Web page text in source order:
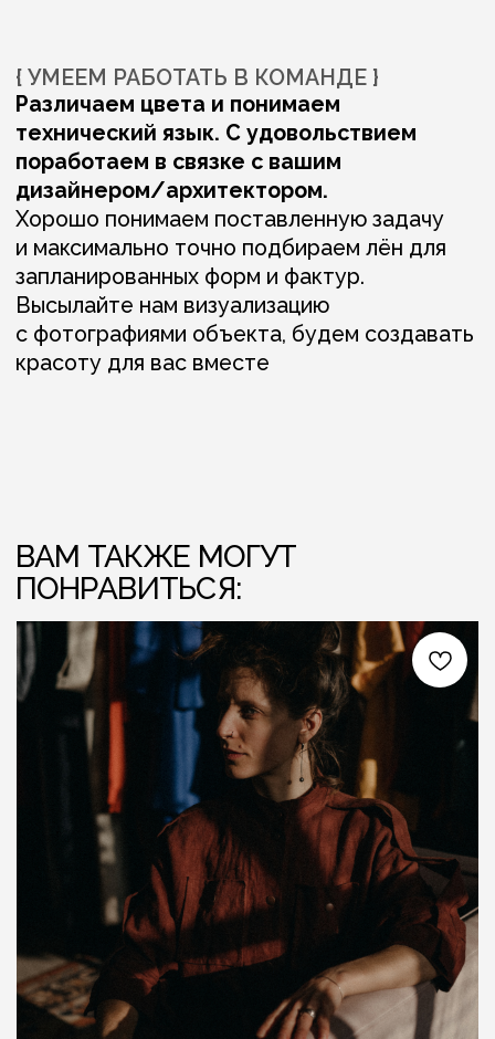
ЛЁН ЛЮБІЦЬ ЦЯБЕ — ТО ЎЗАЕМНА ЛЁН
ГОТОВЫ ОБСУДИТЬ ЗАКАЗ?
Свяжитесь с нами любым удобным вам
{ КОНТАКТЫ }